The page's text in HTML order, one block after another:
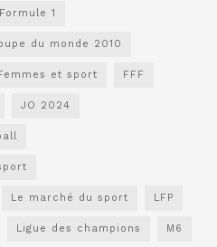
1
du monde 2010
et sport FFF
JO 2024
Le marché du sport LFP
Ligue des champions M6